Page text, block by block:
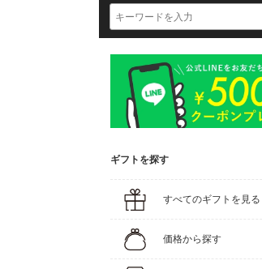
ギフトを探す
すべてのギフトを見る
価格から探す